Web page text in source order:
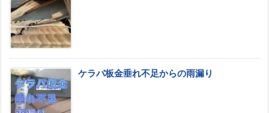
ケラバ板金垂れ不足からの雨漏り